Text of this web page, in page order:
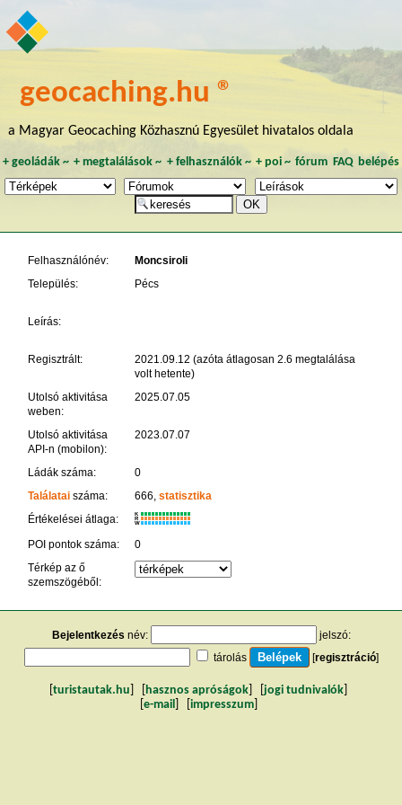
geocaching.hu ®
a Magyar Geocaching Közhasznú Egyesület hivatalos oldala
+ geoládák~ +megtalálások ~ + felhasználók~ + poi~ fórum FAQ belépés
Felhasználónév:
Moncsiroli
Település:
Pécs
Leírás:
Regisztrált:
2021.09.12 (azóta átlagosan 2.6 megtalálása
volt hetente)
Utolsó aktivitása
weben:
2025.07.05
Utolsó aktivitása
API-n (mobilon):
2023.07.07
Ládák száma:
0
Találataiszáma: 666, statisztika
Értékelései átlaga:
K
R
W
POI pontok száma:
0
Térkép az ő
szemszögéből:
Bejelentkezés név:
jelszó:
tárolás
[regisztráció]
turistautak.hu hasznos apróságok jogi tudnivalók
e-mail impresszum]